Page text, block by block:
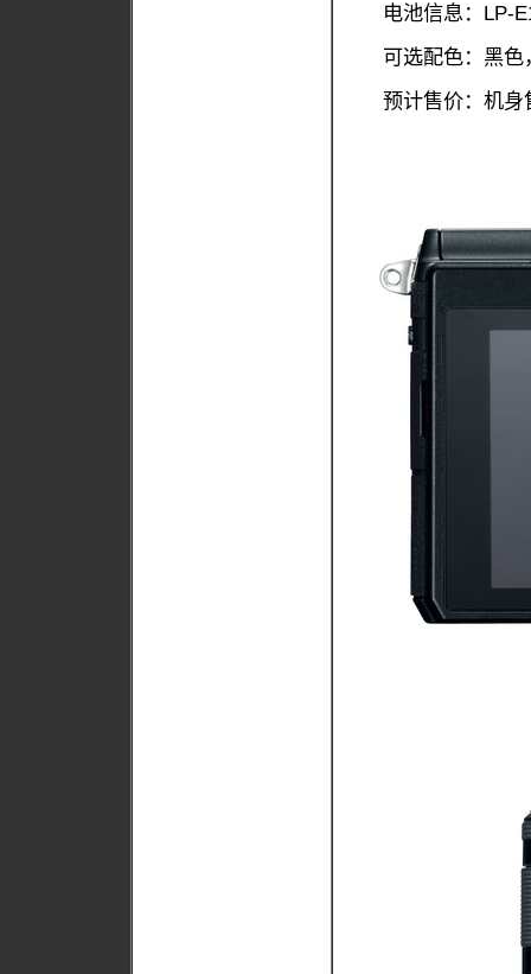
电池信息：LP-
可选配色：黑色
预计售价：机身